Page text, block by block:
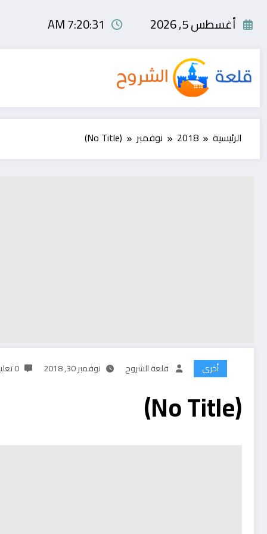
أغسطس 5, 2026 7:20:32 AM
الرئيسية 2018 نوفمبر (No Title)
أخرى قلعة الشروح نوفمبر 30, 2018 0 تعليقات
(No Title)